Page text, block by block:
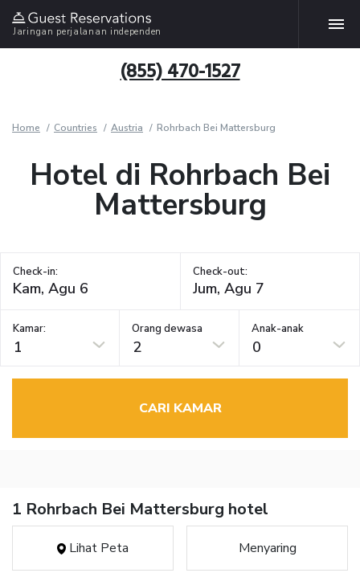
Jaringan perjalanan independen
(855) 470-1527
Home Countries Austria Rohrbach Bei Mattersburg
Hotel di Rohrbach Bei
Mattersburg
Check-in: Check-out:
Kamar:
1
Orang dewasa
2
Anak-anak
0
CARI KAMAR
1 Rohrbach Bei Mattersburg hotel
Lihat Peta Menyaring